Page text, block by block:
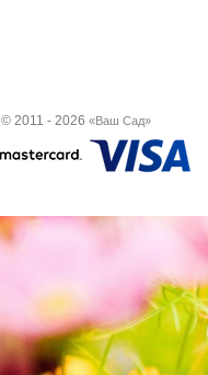
© 2011 - 2026 «Ваш Сад»